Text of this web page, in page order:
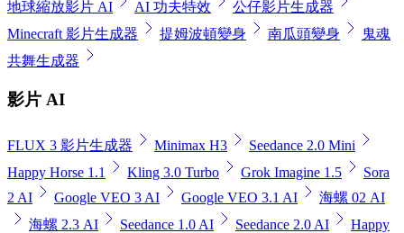
地球縮放影片 AI
AI 功夫特效
公仔影片生成器
Minecraft 影片生成器
提姆波頓變身 南瓜頭變身
鬼魂
共舞生成器
影片 AI
FLUX 3 影片生成器 Minimax H3
Seedance 2.0 Mini
Happy Horse 1.1
Kling 3.0 Turbo Grok Imagine 1.5
Sora
2 AI
Google VEO 3 AI Google VEO 3.1 AI
海螺 02 AI
海螺 2.3 AI
Seedance 1.0 AI Seedance 2.0 AI
Happy